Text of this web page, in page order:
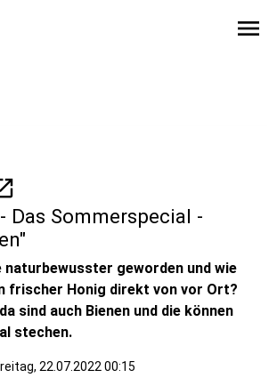
menu
Das Sommerspecial -
naturbewusster geworden und wie
frischer Honig direkt von vor Ort?
sind auch Bienen und die können
stechen.
22.07.2022 00:15